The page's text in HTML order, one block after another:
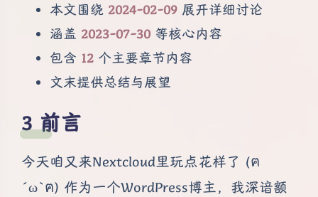
本文围绕 2024-02-09 展开详细讨论
涵盖 2023-07-30 等核心内容
包含 12 个主要章节内容
文末提供总结与展望
前言
今天咱又来Nextcloud里玩点花样了 (ฅ
´ω`ฅ) 作为一个WordPress博主，我深谙额